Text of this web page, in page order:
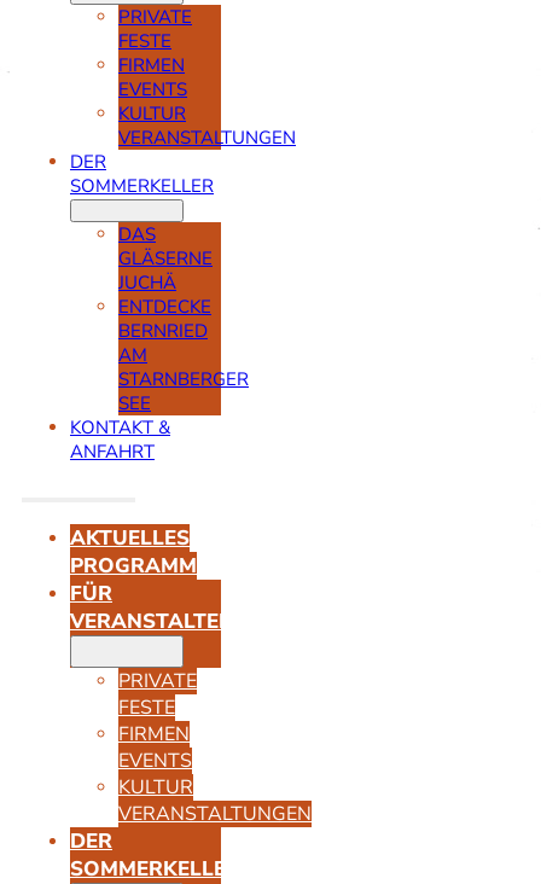
PRIVATE
FESTE
FIRMEN
EVENTS
KULTUR
VERANSTALTUNGEN
DER
SOMMERKELLER
DAS
GLÄSERNE
JUCHÄ
ENTDECKE
BERNRIED
AM
STARNBERGER
SEE
KONTAKT &
ANFAHRT
AKTUELLES
PROGRAMM
FÜR
VERANSTALTER
PRIVATE
FESTE
FIRMEN
EVENTS
KULTUR
VERANSTALTUNGEN
DER
SOMMERKELLER